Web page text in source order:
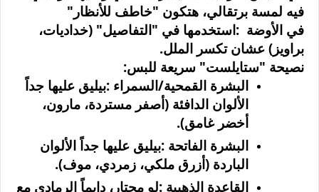
فيه لمسة برتقالي، هتكون "خاطف للأنظار "
في الأوضة :استخدمها في "التفاصيل" (خداديات،
براويز) عشان تكسر الملل.
نصيحة "ستايلست" سريعة للبس:
البشرة القمحية/السمراء :بيليق عليها جداً
الألوان الدافئة (أصفر مستردة، مارون،
أخضر غامق).
البشرة الفاتحة :بيليق عليها جداً الألوان
الباردة (أزرق ملكي، زمردي، موف).
القاعدة الذهبية :لو محتار، دايماً الرمادي مع